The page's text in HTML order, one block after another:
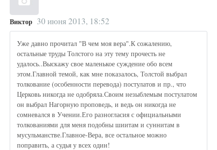
Виктор 30 июня 2013, 18:52
Уже давно прочитал "В чем моя вера".К сожалению,
остальные труды Толстого на эту тему прочесть не
удалось..Выскажу свое маленькое суждение обо всем
этом.Главной темой, как мне показалось, Толстой выбрал
толкование (особенности перевода) постулатов и пр., что
Церковь никогда не одобряла.Своим незыблемым постулатом
он выбрал Нагорную проповедь, и ведь он никогда не
сомневался в Учении.Его разногласия с официальными
толкованиями для меня подобны шиитам и суннитам в
мусульманстве.Главное-Вера, все остальное можно
поправить, а судья у всех один!